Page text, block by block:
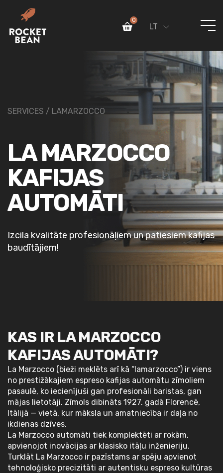
0
LT
SERVICES / LAMARZOCCO
LA MARZOCCO
KAFIJAS
AUTOMĀTI
Izcila kvalitāte profesionāļiem un patiesiem kafijas
baudītājiem!
KAS IR LA MARZOCCO
KAFIJAS AUTOMĀTI?
La Marzocco (bieži meklēts arī kā “lamarzocco”) ir viens
no prestižākajiem espreso kafijas automātu zīmoliem
pasaulē, ko iecienījuši gan profesionāli baristas, gan
mājas lietotāji. Zīmols dibināts 1927. gadā Florencē,
Itālijā — vietā, kur māksla un amatniecība ir daļa no
ikdienas dzīves.
La Marzocco automāti tiek komplektēti ar rokām,
apvienojot inovācijas ar klasisko itāļu inženieriju.
Turklāt La Marzocco ir pazīstams ar spēju apvienot
tehnoloģisko precizitāti ar autentisku espreso kultūras